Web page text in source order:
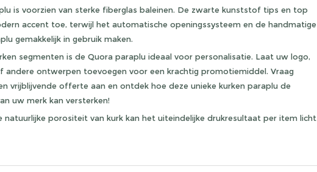
is voorzien van sterke fiberglas baleinen. De zwarte kunststof tips en top
accent toe, terwijl het automatische openingssysteem en de handmatige
gemakkelijk in gebruik maken.
segmenten is de Quora paraplu ideaal voor personalisatie. Laat uw logo,
andere ontwerpen toevoegen voor een krachtig promotiemiddel. Vraag
vrijblijvende offerte aan en ontdek hoe deze unieke kurken paraplu de
uw merk kan versterken!
natuurlijke porositeit van kurk kan het uiteindelijke drukresultaat per item licht